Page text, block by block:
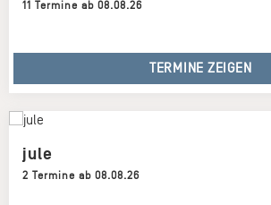
2 Termine ab 08.08.26